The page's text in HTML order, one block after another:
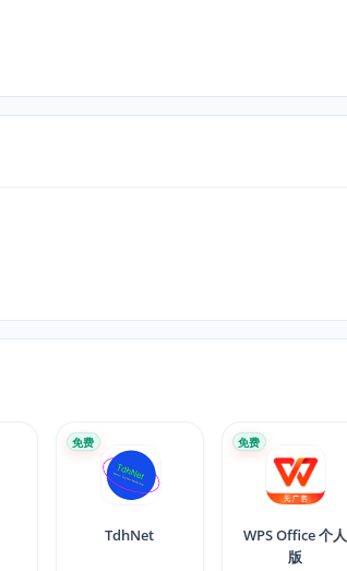
TdhNet
免费
WPS Office 个人
版
免费